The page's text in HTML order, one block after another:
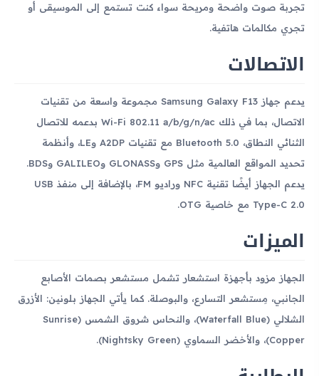
تجربة صوت واضحة ومريحة سواء كنت تستمع إلى الموسيقى أو
تجري مكالمات هاتفية.
الاتصالات
يدعم جهاز Samsung Galaxy F13 مجموعة واسعة من تقنيات
الاتصال، بما في ذلك Wi-Fi 802.11 a/b/g/n/ac بدعمه للاتصال
الثنائي النطاق، Bluetooth 5.0 مع تقنيات A2DP وLE، وأنظمة
تحديد المواقع العالمية مثل GPS وGLONASS وGALILEO وBDS.
يدعم الجهاز أيضًا تقنية NFC وراديو FM، بالإضافة إلى منفذ USB
Type-C 2.0 مع خاصية OTG.
الميزات
الجهاز مزود بأجهزة استشعار تشمل مستشعر بصمات الأصابع
الجانبي، مِستشعر التسارع، والبوصلة. كما يأتي الجهاز بلونين: الأزرق
الشلالي (Waterfall Blue)، والنحاس شروق الشمس (Sunrise
Copper)، والأخضر السماوي (Nightsky Green).